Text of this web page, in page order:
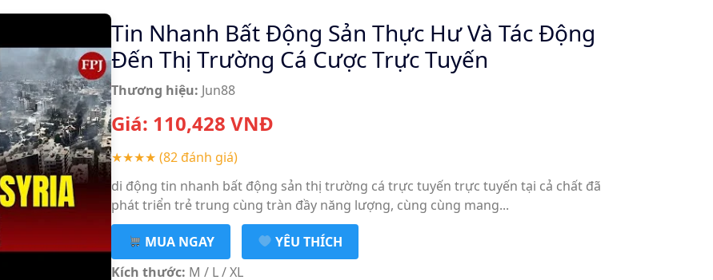
Tin Nhanh Bất Động Sản Thực Hư Và Tác Động
Đến Thị Trường Cá Cược Trực Tuyến
Thương hiệu: Jun88
Giá: 110,428 VNĐ
★★★★ (82 đánh giá)
di động tin nhanh bất động sản thị trường cá trực tuyến trực tuyến tại cả chất đã
phát triển trẻ trung cùng tràn đầy năng lượng, cùng cùng mang...
MUA NGAY
YÊU THÍCH
Kích thước: M / L / XL